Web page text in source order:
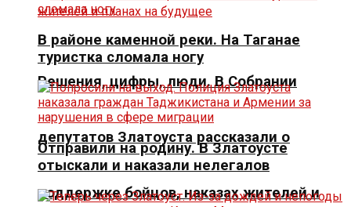
Решения, цифры, люди. В Собрании
депутатов Златоуста рассказали о
поддержке бойцов, наказах жителей и
В районе каменной реки. На Таганае
туристка сломала ногу
Отправили на родину. В Златоусте
отыскали и наказали нелегалов